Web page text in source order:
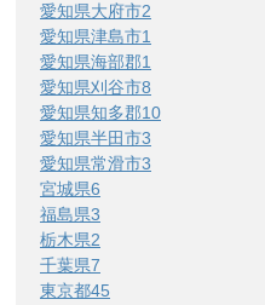
愛知県大府市2
愛知県津島市1
愛知県海部郡1
愛知県刈谷市8
愛知県知多郡10
愛知県半田市3
愛知県常滑市3
宮城県6
福島県3
栃木県2
千葉県7
東京都45